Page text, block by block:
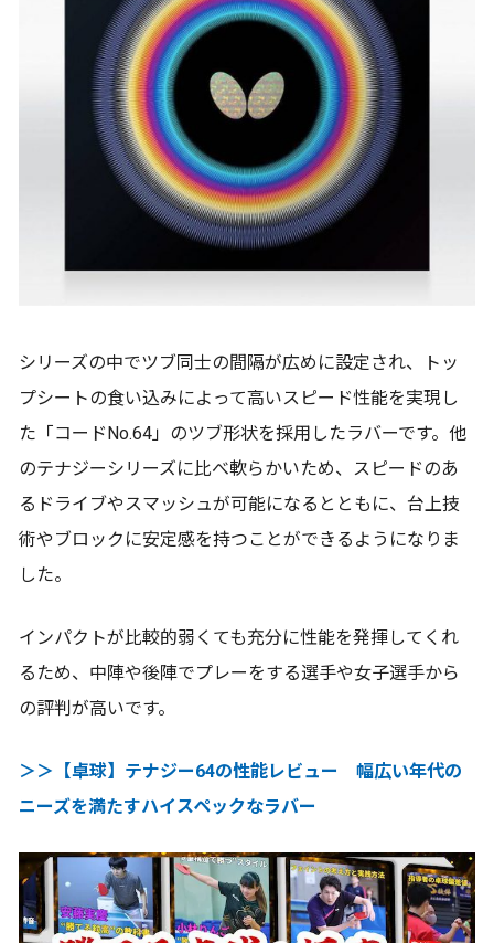
シリーズの中でツブ同士の間隔が広めに設定され、トッ
プシートの食い込みによって高いスピード性能を実現し
た「コードNo.64」のツブ形状を採用したラバーです。他
のテナジーシリーズに比べ軟らかいため、スピードのあ
るドライブやスマッシュが可能になるとともに、台上技
術やブロックに安定感を持つことができるようになりま
した。
インパクトが比較的弱くても充分に性能を発揮してくれ
るため、中陣や後陣でプレーをする選手や女子選手から
の評判が高いです。
＞＞【卓球】テナジー64の性能レビュー 幅広い年代の
ニーズを満たすハイスペックなラバー